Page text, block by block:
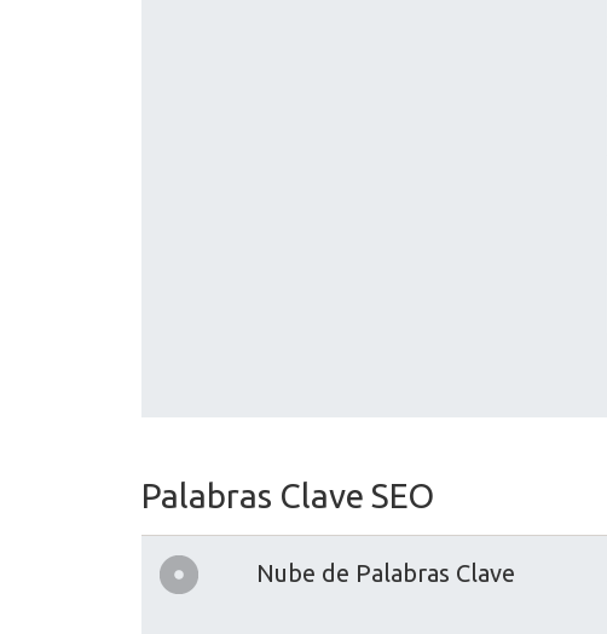
Palabras Clave SEO
Nube de Palabras Clave